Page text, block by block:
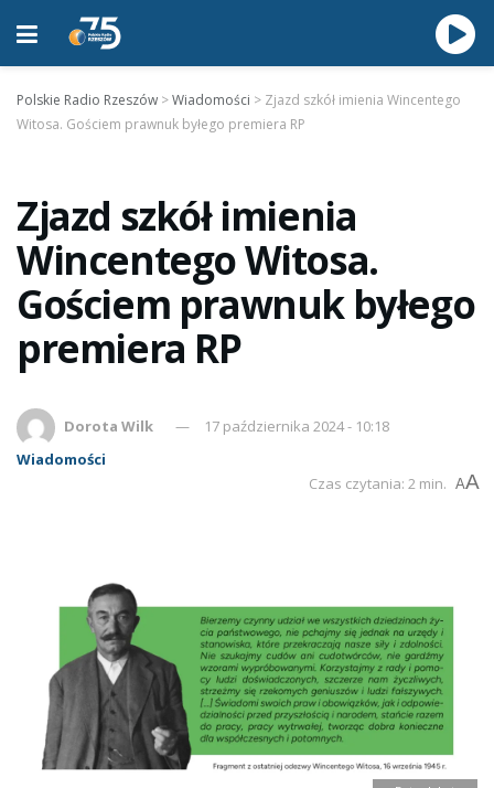
Polskie Radio Rzeszów >Wiadomości > Zjazd szkół imienia Wincentego
Witosa. Gościem prawnuk byłego premiera RP
Zjazd szkół imienia
Wincentego Witosa.
Gościem prawnuk byłego
premiera RP
Dorota Wilk
17 października 2024 - 10:18
Wiadomości
Czas czytania: 2 min. AA